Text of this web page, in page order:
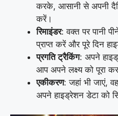
करके, आसानी से अपनी
करें।
रिमाइंडर: वक्त पर पानी
प्राप्त करें और पूरे दिन
प्रगति ट्रैकिंग: अपने
आप अपने लक्ष्य को पूरा
एकीकरण: जहां भी जाएं,
अपने हाइड्रेशन डेटा को